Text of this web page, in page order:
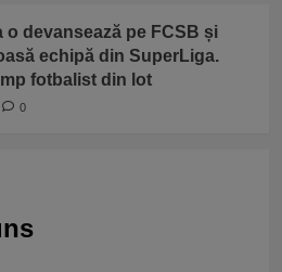
devansează pe FCSB și
echipă din SuperLiga.
fotbalist din lot
0